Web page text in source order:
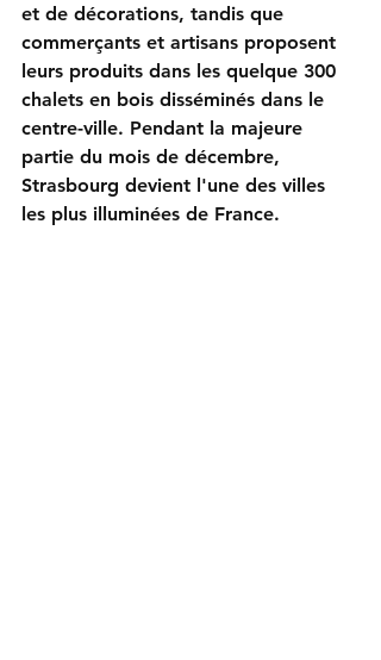
et de décorations, tandis que
commerçants et artisans proposent
leurs produits dans les quelque 300
chalets en bois disséminés dans le
centre-ville. Pendant la majeure
partie du mois de décembre,
Strasbourg devient l'une des villes
les plus illuminées de France.